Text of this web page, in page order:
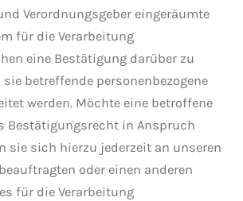
Verordnungsgeber eingeräumte
für die Verarbeitung
eine Bestätigung darüber zu
sie betreffende personenbezogene
werden. Möchte eine betroffene
Bestätigungsrecht in Anspruch
sie sich hierzu jederzeit an unseren
oder einen anderen
für die Verarbeitung